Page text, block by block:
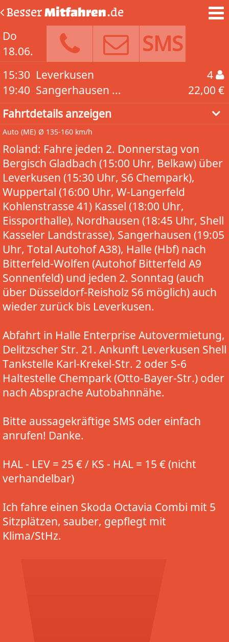
BesserMitfahren.de
Do
18.06.
SMS
15:30
19:40
Leverkusen
Sangerhausen ...
4
22,00 €
Fahrtdetails anzeigen
Auto (ME) Ø 135-160 km/h
Roland: Fahre jeden 2. Donnerstag von
Bergisch Gladbach (15:00 Uhr, Belkaw) über
Leverkusen (15:30 Uhr, S6 Chempark),
Wuppertal (16:00 Uhr, W-Langerfeld
Kohlenstrasse 41) Kassel (18:00 Uhr,
Eissporthalle), Nordhausen (18:45 Uhr, Shell
Kasseler Landstrasse), Sangerhausen (19:05
Uhr, Total Autohof A38), Halle (Hbf) nach
Bitterfeld-Wolfen (Autohof Bitterfeld A9
Sonnenfeld) und jeden 2. Sonntag (auch
über Düsseldorf-Reisholz S6 möglich) auch
wieder zurück bis Leverkusen.
Abfahrt in Halle Enterprise Autovermietung,
Delitzscher Str. 21. Ankunft Leverkusen Shell
Tankstelle Karl-Krekel-Str. 2 oder S-6
Haltestelle Chempark (Otto-Bayer-Str.) oder
nach Absprache Autobahnnähe.
Bitte aussagekräftige SMS oder einfach
anrufen! Danke.
HAL - LEV = 25 € / KS - HAL = 15 € (nicht
verhandelbar)
Ich fahre einen Skoda Octavia Combi mit 5
Sitzplätzen, sauber, gepflegt mit
Klima/StHz.